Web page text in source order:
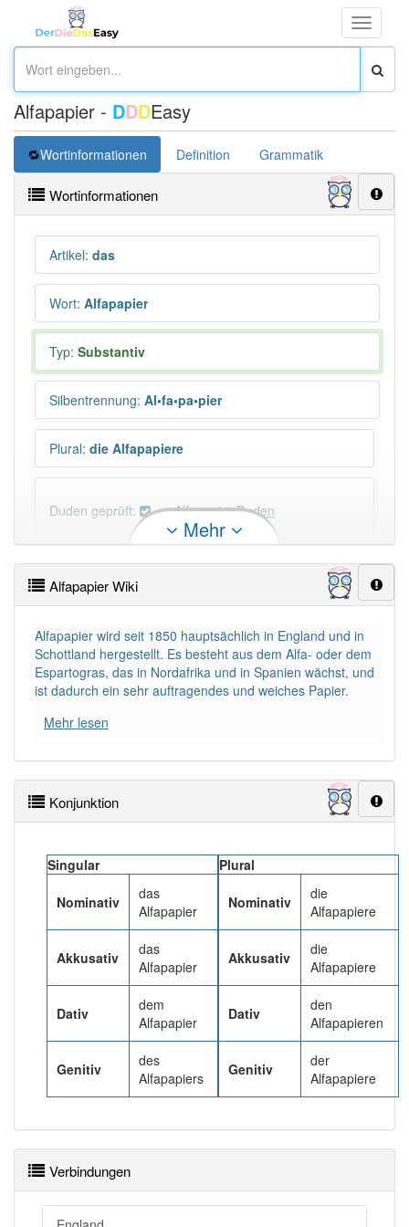
Toggle
Alfapapier - DDDEasy
Wortinformationen Definition Grammatik
Wortinformationen
Artikel: das
Wort: Alfapapier
Typ: Substantiv
Silbentrennung: Al•fa•pa•pier
Plural: die Alfapapiere
Duden geprüft: Alfapapier Duden
PowerIndex:3
Häufigkeit: 2 von 10
Das Wort wird häufig verwendet im Bereich
82% unserer Spielapp-Nutzer haben den Artikel
korrekt erraten.
Mehr
Alfapapier Wiki
Alfapapier wird seit 1850 hauptsächlich in England und in
Schottland hergestellt. Es besteht aus dem Alfa- oder dem
Espartogras, das in Nordafrika und in Spanien wächst, und
ist dadurch ein sehr auftragendes und weiches Papier.
Mehr lesen
Konjunktion
Singular
Nominativ
das
Alfapapier
Akkusativ
das
Alfapapier
Dativ
dem
Alfapapier
Genitiv
des
Alfapapiers
Plural
Nominativ
die
Alfapapiere
Akkusativ
die
Alfapapiere
Dativ
den
Alfapapieren
Genitiv
der
Alfapapiere
Verbindungen